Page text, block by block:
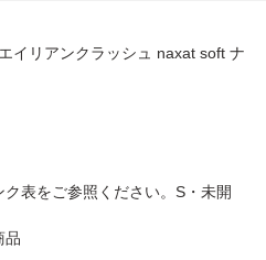
イリアンクラッシュ naxat soft ナ
表をご参照ください。S・未開
品